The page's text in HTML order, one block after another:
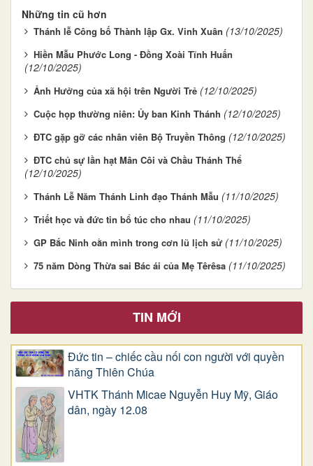
Những tin cũ hơn
Thánh lễ Công bố Thành lập Gx. Vinh Xuân (13/10/2025)
Hiền Mẫu Phước Long - Đồng Xoài Tĩnh Huấn
(12/10/2025)
Ảnh Hưởng của xã hội trên Người Trẻ (12/10/2025)
Cuộc họp thường niên: Ủy ban Kinh Thánh (12/10/2025)
ĐTC gặp gỡ các nhân viên Bộ Truyền Thông (12/10/2025)
ĐTC chủ sự lần hạt Mân Côi và Chầu Thánh Thể
(12/10/2025)
Thánh Lễ Năm Thánh Linh đạo Thánh Mẫu (11/10/2025)
Triết học và đức tin bổ túc cho nhau (11/10/2025)
GP Bắc Ninh oằn mình trong cơn lũ lịch sử (11/10/2025)
75 năm Dòng Thừa sai Bác ái của Mẹ Têrêsa (11/10/2025)
TIN MỚI
Đức tin – chiếc cầu nối con người với quyền
năng Thiên Chúa
VHTK Thánh Micae Nguyễn Huy Mỹ, Giáo
dân, ngày 12.08